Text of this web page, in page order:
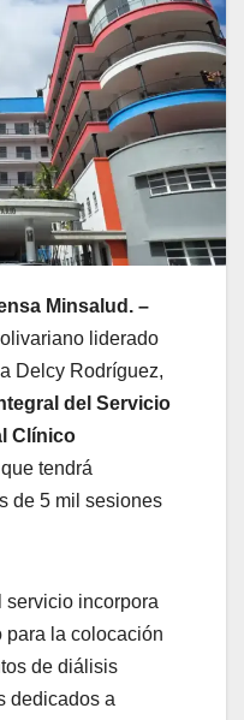
Minsalud. –
liderado
Delcy Rodríguez,
del Servicio
Clínico
tendrá
de 5 mil sesiones
servicio incorpora
para la colocación
de diálisis
dedicados a